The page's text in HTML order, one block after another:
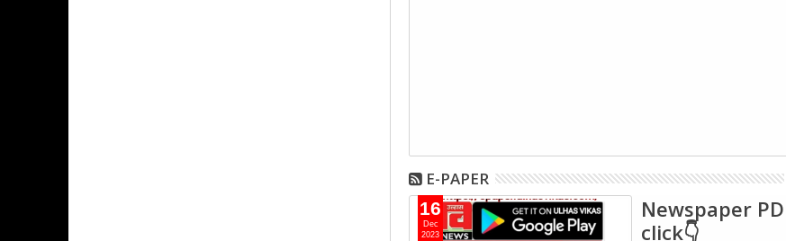
E-PAPER
16
Dec
2023
Newspaper
click👇